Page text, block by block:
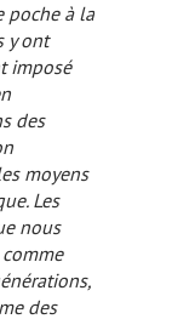
poche à la
y ont
imposé
des
moyens
Les
nous
des